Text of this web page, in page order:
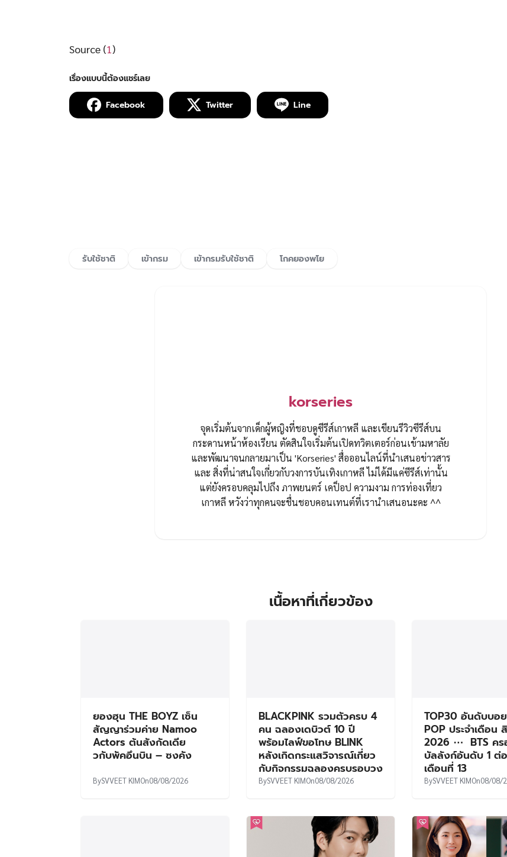
Source (1)
Facebook Twitter Line
รับใช้ชาติ เข้ากรม เข้ากรมรับใช้ชาติ โกคยองพโย
korseries
จุดเริ่มต้นจากเด็กผู้หญิงที่ชอบดูซีรีส์เกาหลี และเขียนรีวิวซีรีส์บน
กระดานหน้าห้องเรียน ตัดสินใจเริ่มต้นเปิดทวิตเตอร์ก่อนเข้ามหาลัย
และพัฒนาจนกลายมาเป็น 'Korseries' สื่อออนไลน์ที่นำเสนอข่าวสาร
และ สิ่งที่น่าสนใจเกี่ยวกับวงการบันเทิงเกาหลี ไม่ได้มีแค่ซีรีส์เท่านั้น
แต่ยังครอบคลุมไปถึง ภาพยนตร์ เคป็อป ความงาม การท่องเที่ยว
เกาหลี หวังว่าทุกคนจะชื่นชอบคอนเทนต์ที่เรานำเสนอนะคะ ^^
เนื้อหาที่เกี่ยวข้อง
ยองฮุน THE BOYZ เซ็น
สัญญาร่วมค่าย Namoo
Actors ต้นสังกัดเดีย
วกับพัคอึนบิน – ซงคัง
BySVVEET KIMOn08/08/2026
BLACKPINK รวมตัวครบ 4
คน ฉลองเดบิวต์ 10 ปี
พร้อมไลฟ์ขอโทษ BLINK
หลังเกิดกระแสวิจารณ์เกี่ยว
กับกิจกรรมฉลองครบรอบวง
BySVVEET KIMOn08/08/2026
TOP30 อันดับบอ
POP ประจำเดือน
2026 ⋯ BTS คร
บัลลังก์อันดับ 1 ต่อ
เดือนที่ 13
BySVVEET KIMOn08/08/